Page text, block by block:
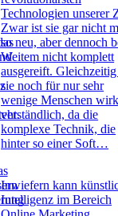
Technologien unserer
Zwar ist sie gar nicht
so neu, aber dennoch
Weitem nicht komplett
ausgereift.
sie noch für nur sehr
wenige Menschen
verständlich, da die
komplexe Technik, die
hinter so einer Soft…
Inwiefern kann
Intelligenz im Bereich